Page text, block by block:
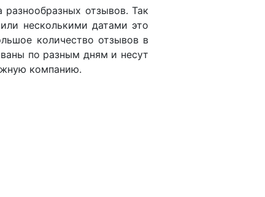
отзывов. Так
несколькими датами это
количество отзывов в
по разным дням и несут
компанию.